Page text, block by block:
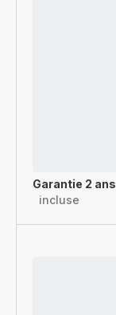
Garantie 2 ans
incluse